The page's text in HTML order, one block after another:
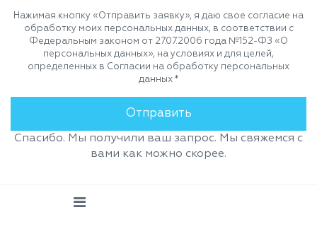
Нажимая кнопку «Отправить заявку», я даю свое согласие на
обработку моих персональных данных, в соответствии с
Федеральным законом от 27.07.2006 года №152-ФЗ «О
персональных данных», на условиях и для целей,
определенных в Согласии на обработку персональных
данных *
Спасибо. Мы получили ваш запрос. Мы свяжемся с
вами как можно скорее.